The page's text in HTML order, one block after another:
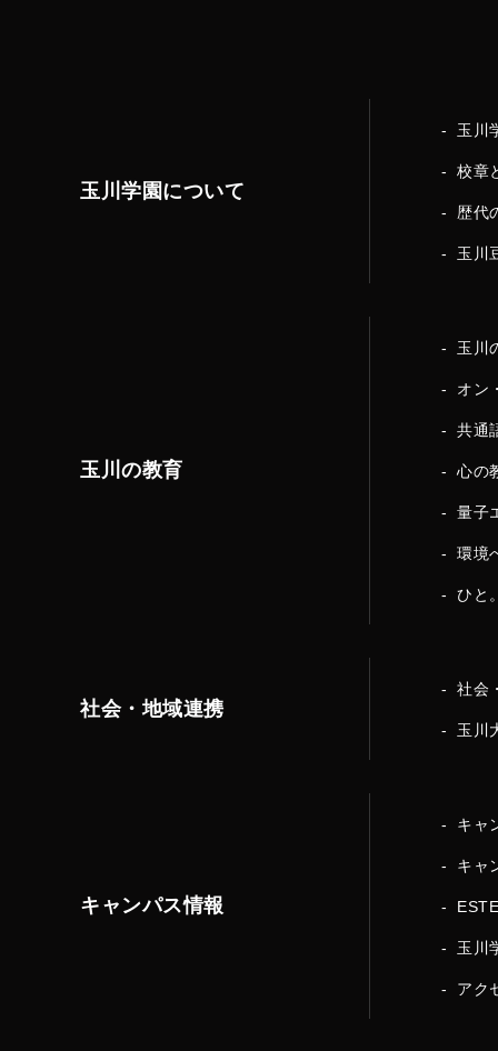
玉川学園について
玉川
校章
歴代
玉川
玉川の教育
玉川
オン
共通
心の
量子
環境
ひと
社会・地域連携
社会
玉川
キャンパス情報
キャ
キャ
玉川
アク